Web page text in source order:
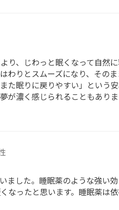
り、じわっと眠くなって自
わりとスムーズになり、その
た眠りに戻りやすい」という
が濃く感じられることもありま
ました。睡眠薬のような強い
なったと思います。睡眠薬は